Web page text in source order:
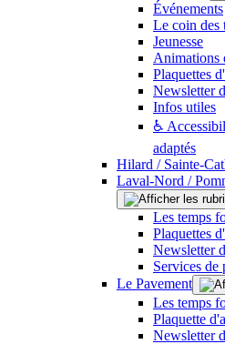
Événements
Le coin des
Jeunesse
Animations
Plaquettes
Newsletter
Infos utiles
♿
adaptés
Hilard / Sainte-
Laval-Nord /
Les temps
Plaquettes
Newsletter
Services de
Le Pavement
Les temps
Plaquette
Newsletter